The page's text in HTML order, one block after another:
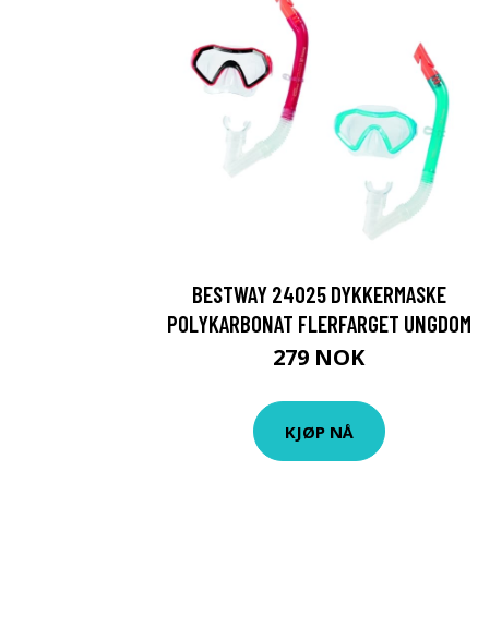
BESTWAY 24025 DYKKERMASKE
POLYKARBONAT FLERFARGET UNGDOM
279 NOK
KJØP NÅ